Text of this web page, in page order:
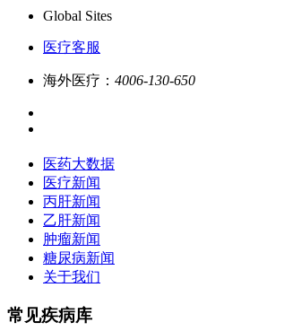
Global Sites
医疗客服
海外医疗： 4006-130-650
医药大数据
医疗新闻
丙肝新闻
乙肝新闻
肿瘤新闻
糖尿病新闻
关于我们
常见疾病库